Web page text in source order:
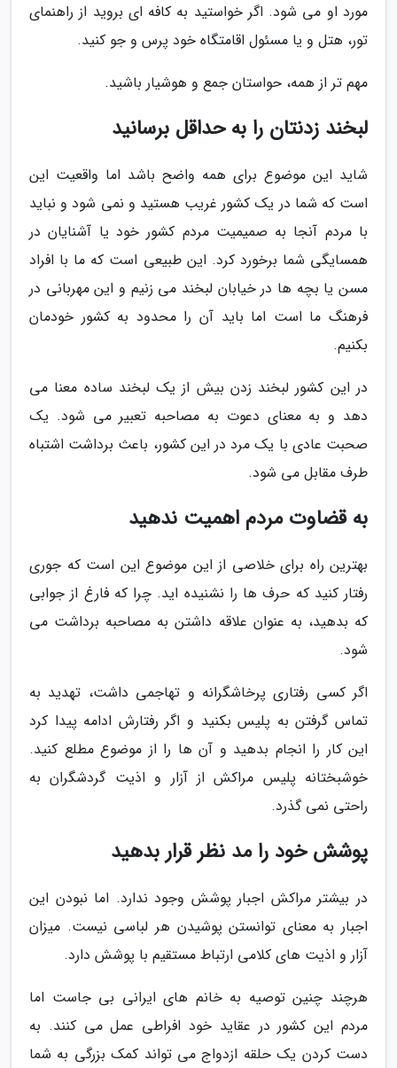
مورد او می شود. اگر خواستید به کافه ای بروید از راهنمای
تور، هتل و یا مسئول اقامتگاه خود پرس و جو کنید.
مهم تر از همه، حواستان جمع و هوشیار باشید.
لبخند زدنتان را به حداقل برسانید
شاید این موضوع برای همه واضح باشد اما واقعیت این
است که شما در یک کشور غریب هستید و نمی شود و نباید
با مردم آنجا به صمیمیت مردم کشور خود یا آشنایان در
همسایگی شما برخورد کرد. این طبیعی است که ما با افراد
مسن یا بچه ها در خیابان لبخند می زنیم و این مهربانی در
فرهنگ ما است اما باید آن را محدود به کشور خودمان
بکنیم.
در این کشور لبخند زدن بیش از یک لبخند ساده معنا می
دهد و به معنای دعوت به مصاحبه تعبیر می شود. یک
صحبت عادی با یک مرد در این کشور، باعث برداشت اشتباه
طرف مقابل می شود.
به قضاوت مردم اهمیت ندهید
بهترین راه برای خلاصی از این موضوع این است که جوری
رفتار کنید که حرف ها را نشنیده اید. چرا که فارغ از جوابی
که بدهید، به عنوان علاقه داشتن به مصاحبه برداشت می
شود.
اگر کسی رفتاری پرخاشگرانه و تهاجمی داشت، تهدید به
تماس گرفتن به پلیس بکنید و اگر رفتارش ادامه پیدا کرد
این کار را انجام بدهید و آن ها را از موضوع مطلع کنید.
خوشبختانه پلیس مراکش از آزار و اذیت گردشگران به
راحتی نمی گذرد.
پوشش خود را مد نظر قرار بدهید
در بیشتر مراکش اجبار پوشش وجود ندارد. اما نبودن این
اجبار به معنای توانستن پوشیدن هر لباسی نیست. میزان
آزار و اذیت های کلامی ارتباط مستقیم با پوشش دارد.
هرچند چنین توصیه به خانم های ایرانی بی جاست اما
مردم این کشور در عقاید خود افراطی عمل می کنند. به
دست کردن یک حلقه ازدواج می تواند کمک بزرگی به شما